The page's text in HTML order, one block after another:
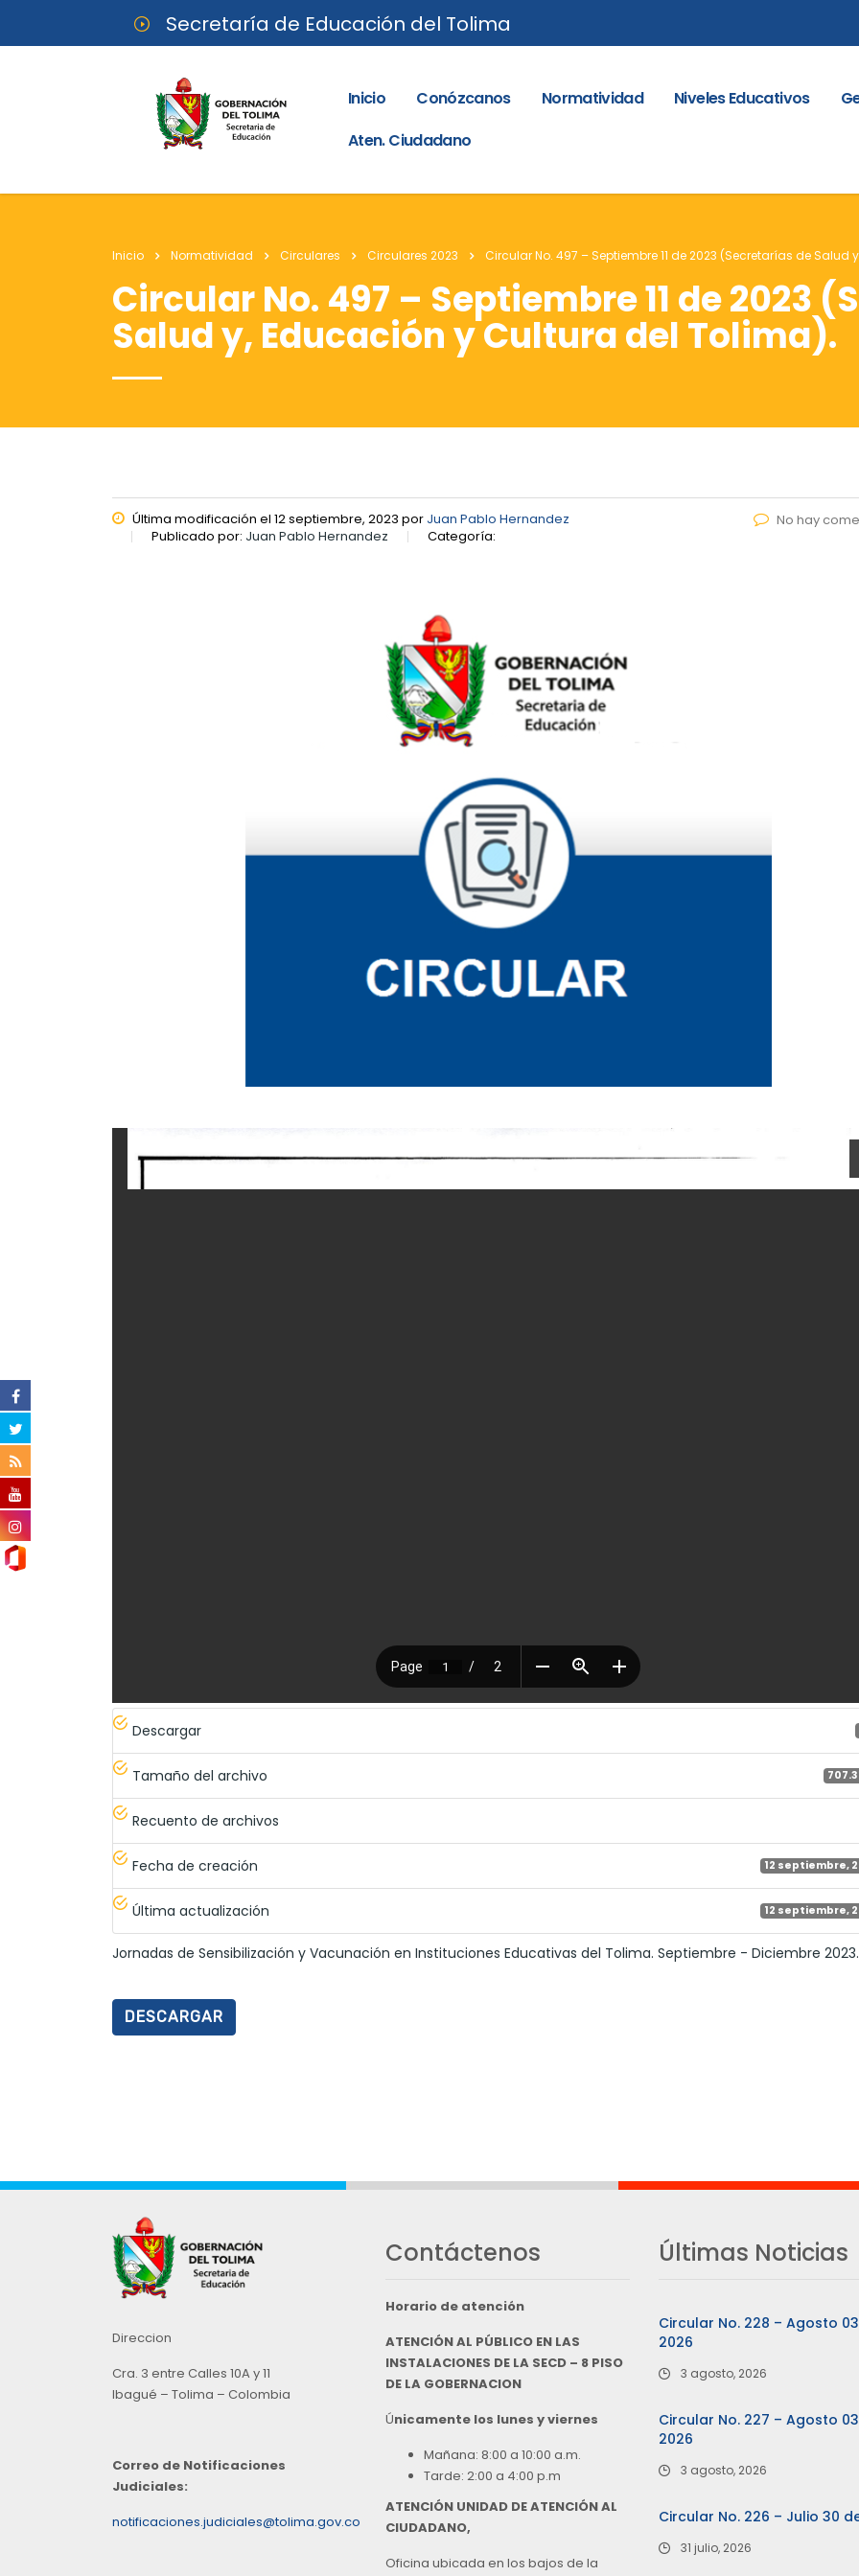
Secretaría de Educación del Tolima
Inicio Conózcanos Normatividad Niveles Educativos
Aten. Ciudadano
Inicio Normatividad Circulares Circulares 2023 Circular No. 497 – Septiembre 11 de 2023 (Secretarías de
Circular No. 497 – Septiembre 11 de 2023
Salud y, Educación y Cultura del Tolima).
Última modificación el 12 septiembre, 2023 por Juan Pablo Hernandez
Publicado por: Juan Pablo Hernandez Categoría:
No hay
Descargar
Tamaño del archivo
Recuento de archivos
Fecha de creación 12 septiembre,
Última actualización 12 septiembre,
Jornadas de Sensibilización y Vacunación en Instituciones Educativas del Tolima. Septiembre - Diciembre 2023.
DESCARGAR
Direccion
Cra. 3 entre Calles 10A y 11
Ibagué – Tolima – Colombia
Correo de Notificaciones
Judiciales:
notificaciones.judiciales@tolima.gov.co
Contáctenos
Horario de atención
ATENCIÓN AL PÚBLICO EN LAS
INSTALACIONES DE LA SECD – 8 PISO
DE LA GOBERNACION
Únicamente los lunes y viernes
Mañana: 8:00 a 10:00 a.m.
Tarde: 2:00 a 4:00 p.m
ATENCIÓN UNIDAD DE ATENCIÓN AL
CIUDADANO,
Oficina ubicada en los bajos de la
Últimas Noticias
Circular No. 228 – Agosto
2026
3 agosto, 2026
Circular No. 227 – Agosto
2026
3 agosto, 2026
Circular No. 226 – Julio 30
31 julio, 2026